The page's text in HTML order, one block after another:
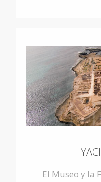
El Museo y la